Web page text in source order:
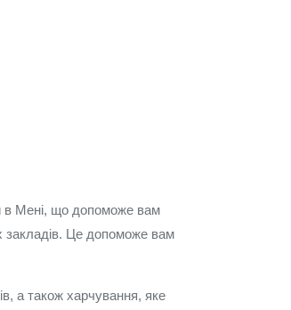
в Мені, що допоможе вам
закладів. Це допоможе вам
а також харчування, яке